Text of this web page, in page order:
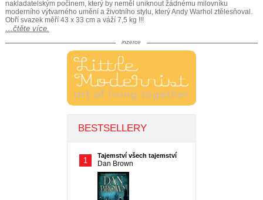
nakladatelským počinem, který by neměl uniknout žádnému milovníku
moderního výtvarného umění a životního stylu, který Andy Warhol ztělesňoval.
Obří svazek měří 43 x 33 cm a váží 7,5 kg !!!
…čtěte více.
inzerce